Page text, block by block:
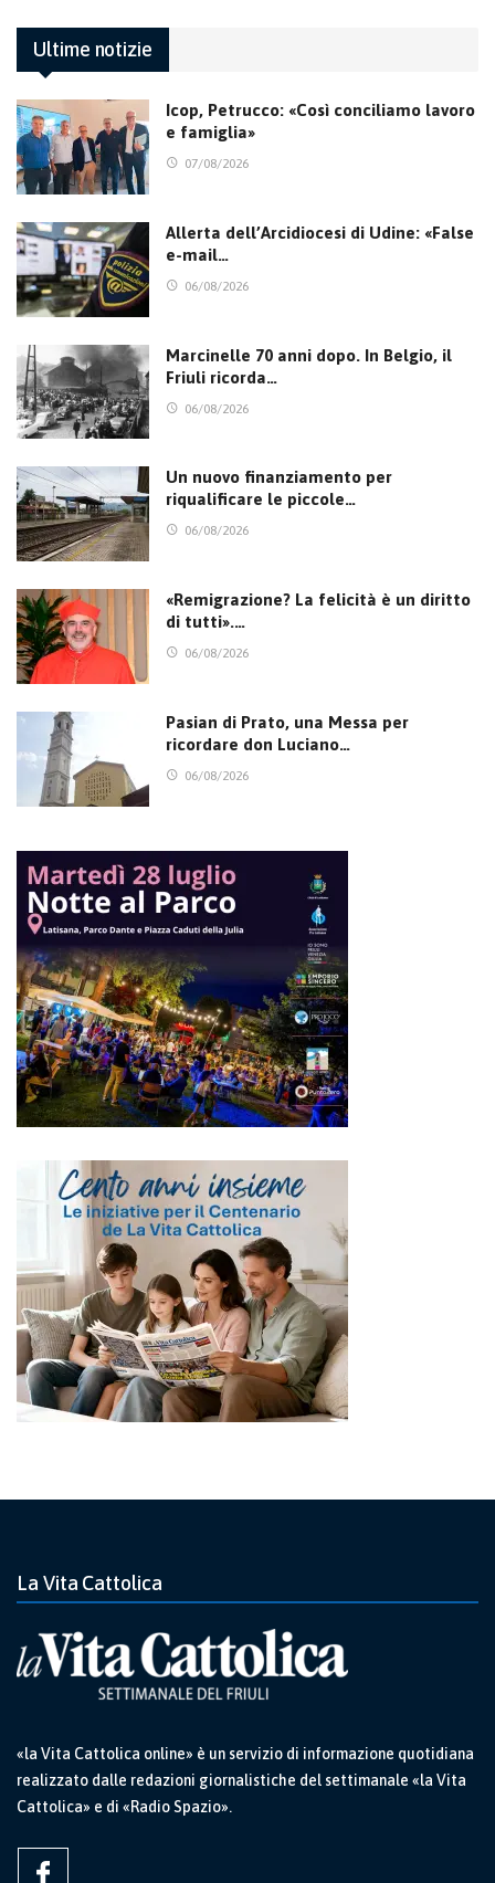
Ultime notizie
Icop, Petrucco: «Così conciliamo lavoro
e famiglia»
07/08/2026
Allerta dell’Arcidiocesi di Udine: «False
e-mail…
06/08/2026
Marcinelle 70 anni dopo. In Belgio, il
Friuli ricorda…
06/08/2026
Un nuovo finanziamento per
riqualificare le piccole…
06/08/2026
«Remigrazione? La felicità è un diritto
di tutti».…
06/08/2026
Pasian di Prato, una Messa per
ricordare don Luciano…
06/08/2026
La Vita Cattolica
«la Vita Cattolica online» è un servizio di informazione quotidiana
realizzato dalle redazioni giornalistiche del settimanale «la Vita
Cattolica» e di «Radio Spazio».